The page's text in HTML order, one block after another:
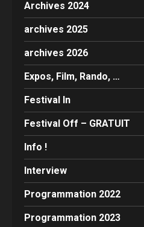
Archives 2024
archives 2025
archives 2026
Expos, Film, Rando, …
Festival In
Festival Off – GRATUIT
Info !
Interview
Programmation 2022
Programmation 2023